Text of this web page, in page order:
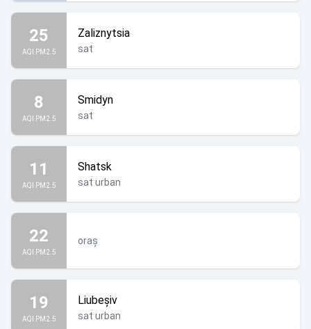
25
AQI PM2.5
Zaliznytsia
sat
8
AQI PM2.5
Smidyn
sat
11
AQI PM2.5
Shatsk
sat urban
22
AQI PM2.5
oraș
19
AQI PM2.5
Liubeșiv
sat urban